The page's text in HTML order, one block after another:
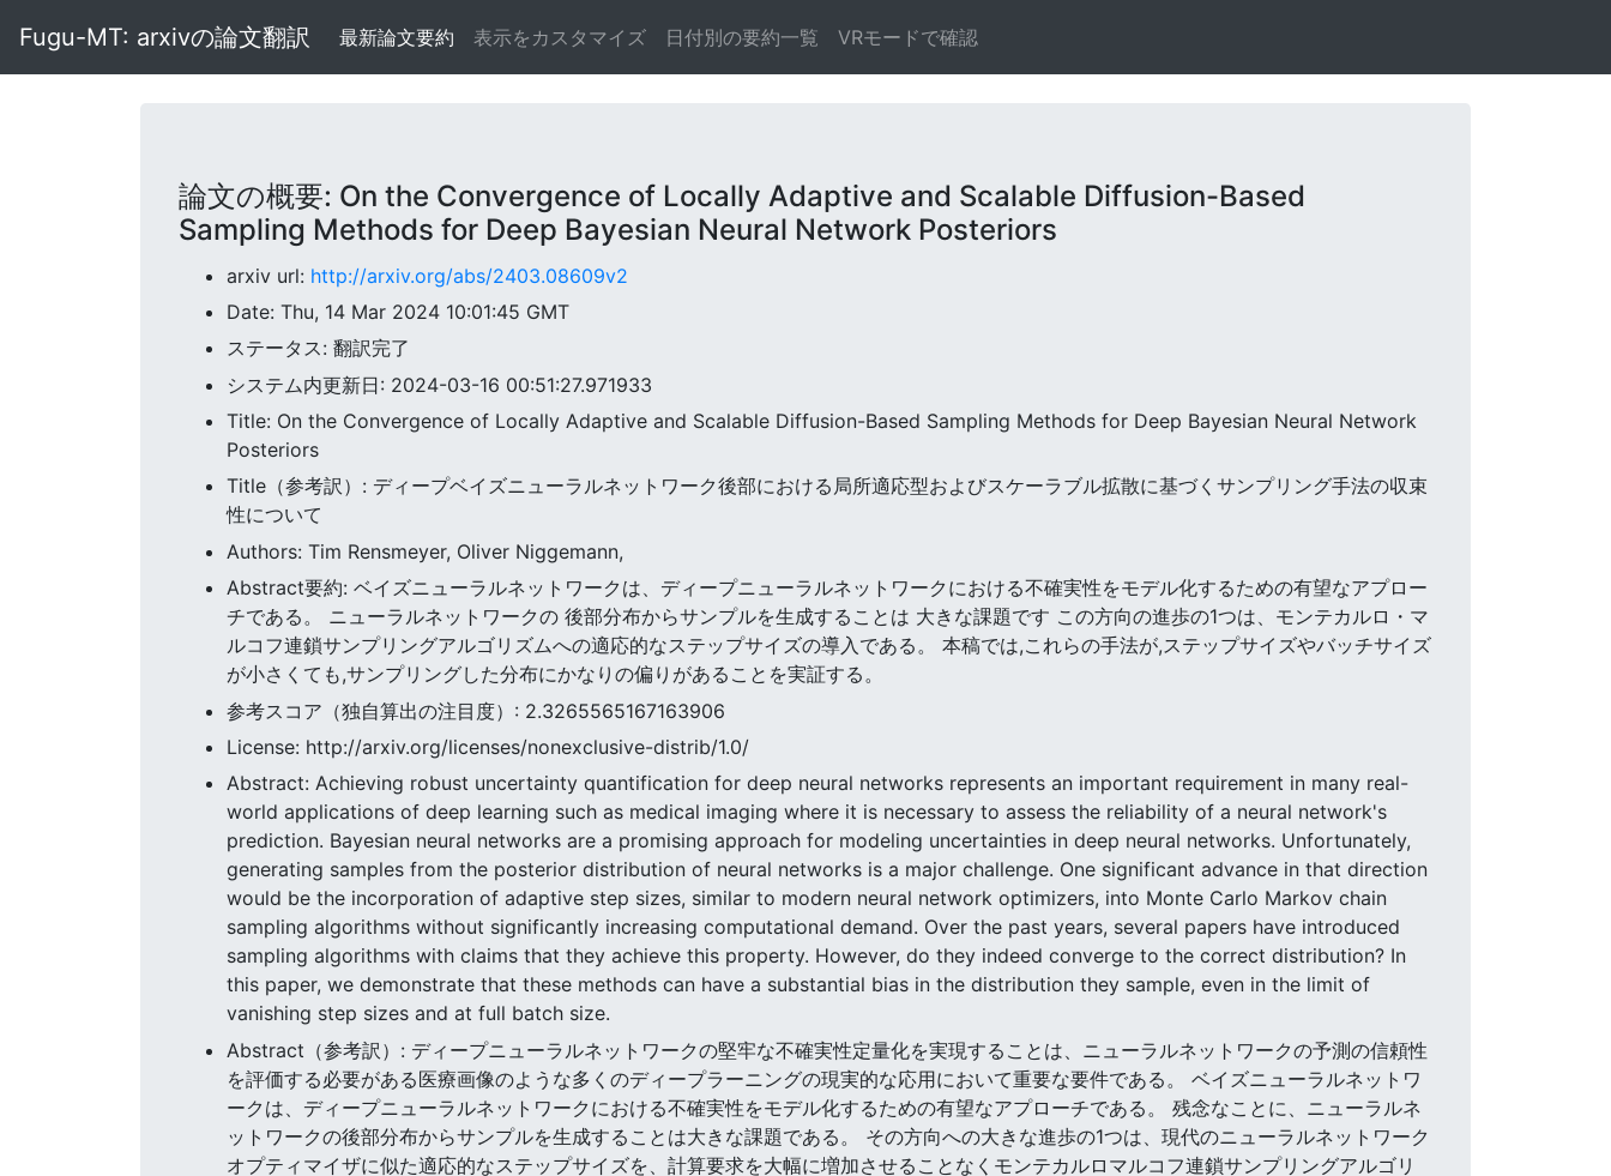
Fugu-MT: arxivの論文翻訳 最新論文要約 表示をカスタマイズ 日付別の要約一覧 VRモードで確認
論文の概要: On the Convergence of Locally Adaptive and Scalable Diffusion-Based
Sampling Methods for Deep Bayesian Neural Network Posteriors
arxiv url: http://arxiv.org/abs/2403.08609v2
Date: Thu, 14 Mar 2024 10:01:45 GMT
ステータス: 翻訳完了
システム内更新日: 2024-03-16 00:51:27.971933
Title: On the Convergence of Locally Adaptive and Scalable Diffusion-Based Sampling Methods for Deep Bayesian Neural Network
Posteriors
Title（参考訳）: ディープベイズニューラルネットワーク後部における局所適応型およびスケーラブル拡散に基づくサンプリング手法の収束
性について
Authors: Tim Rensmeyer, Oliver Niggemann,
Abstract要約: ベイズニューラルネットワークは、ディープニューラルネットワークにおける不確実性をモデル化するための有望なアプロー
チである。 ニューラルネットワークの 後部分布からサンプルを生成することは 大きな課題です この方向の進歩の1つは、モンテカルロ・マ
ルコフ連鎖サンプリングアルゴリズムへの適応的なステップサイズの導入である。 本稿では,これらの手法が,ステップサイズやバッチサイズ
が小さくても,サンプリングした分布にかなりの偏りがあることを実証する。
参考スコア（独自算出の注目度）: 2.3265565167163906
License: http://arxiv.org/licenses/nonexclusive-distrib/1.0/
Abstract: Achieving robust uncertainty quantification for deep neural networks represents an important requirement in many real-
world applications of deep learning such as medical imaging where it is necessary to assess the reliability of a neural network's
prediction. Bayesian neural networks are a promising approach for modeling uncertainties in deep neural networks. Unfortunately,
generating samples from the posterior distribution of neural networks is a major challenge. One significant advance in that direction
would be the incorporation of adaptive step sizes, similar to modern neural network optimizers, into Monte Carlo Markov chain
sampling algorithms without significantly increasing computational demand. Over the past years, several papers have introduced
sampling algorithms with claims that they achieve this property. However, do they indeed converge to the correct distribution? In
this paper, we demonstrate that these methods can have a substantial bias in the distribution they sample, even in the limit of
vanishing step sizes and at full batch size.
Abstract（参考訳）: ディープニューラルネットワークの堅牢な不確実性定量化を実現することは、ニューラルネットワークの予測の信頼性
を評価する必要がある医療画像のような多くのディープラーニングの現実的な応用において重要な要件である。 ベイズニューラルネットワ
ークは、ディープニューラルネットワークにおける不確実性をモデル化するための有望なアプローチである。 残念なことに、ニューラルネ
ットワークの後部分布からサンプルを生成することは大きな課題である。 その方向への大きな進歩の1つは、現代のニューラルネットワーク
オプティマイザに似た適応的なステップサイズを、計算要求を大幅に増加させることなくモンテカルロマルコフ連鎖サンプリングアルゴリ